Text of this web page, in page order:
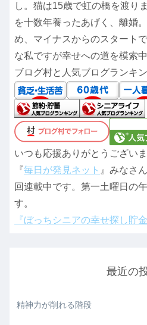
し。猫は15歳で虹の橋を渡り
を十数年養ったあげく、離婚
め、マイナスからのスタート
な私ですが幸せへの道を模索中
ブログ村と人気ブログランキ
いつも応援ありがとうございま
『毎日が発見ネット 』みなさ
回連載中です。第一土曜日の
す。
『ぼっちシニアの幸せ探し貯金
最近の
精神力が削れる階段